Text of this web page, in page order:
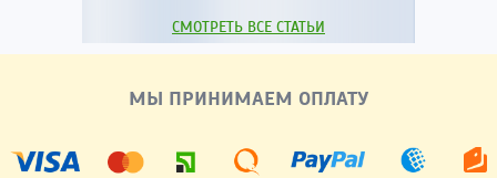
СМОТРЕТЬ ВСЕ СТАТЬИ
МЫ ПРИНИМАЕМ ОПЛАТУ